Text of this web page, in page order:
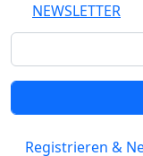
NEWSLETTER
Registrieren &